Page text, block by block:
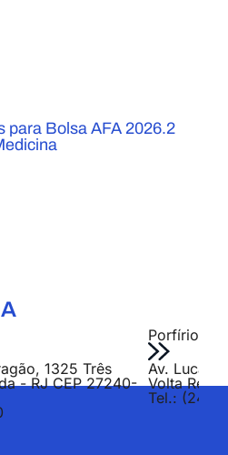
para Bolsa AFA 2026.2
1325 Três
- RJ CEP 27240-
Porfírio
Av. Lucas
Volta
Tel.: (24)